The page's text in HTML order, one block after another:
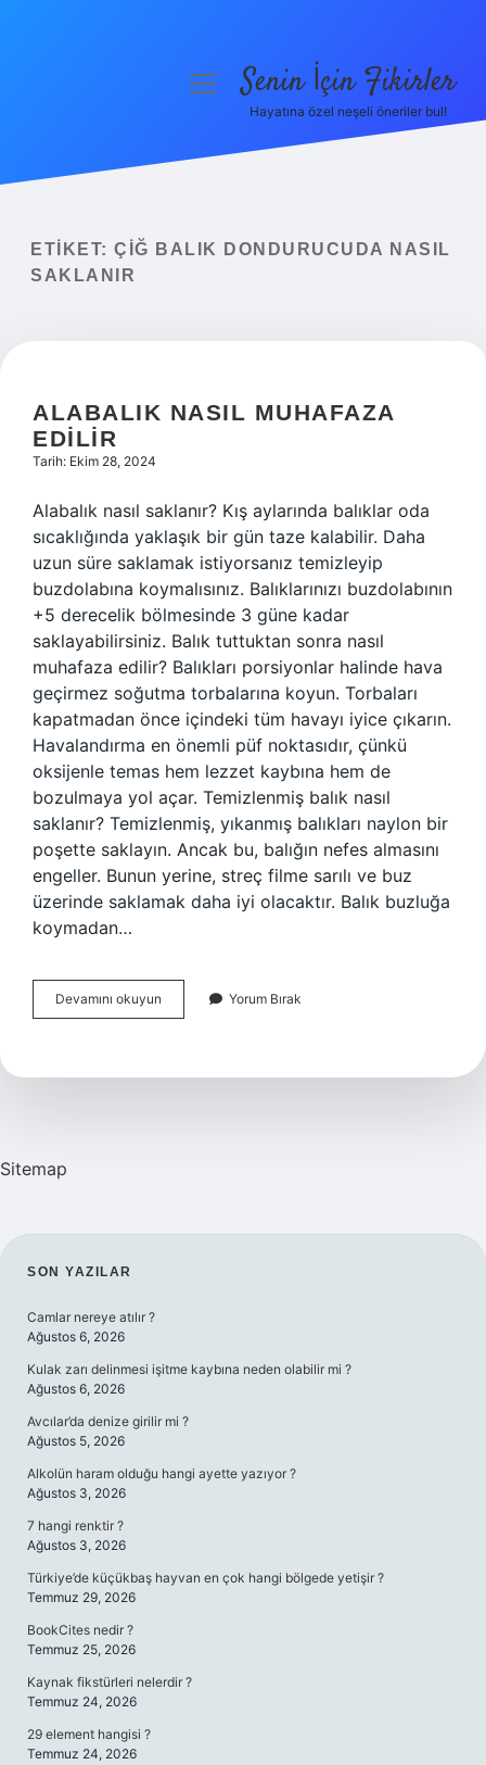
Yasal Uyarı
menüyüSenin İçin Fikirler
Hayatına özel neşeli öneriler bul!
ETIKET: ÇIĞ BALIK DONDURUCUDA NASIL
SAKLANIR
ALABALIK NASIL MUHAFAZA
EDILIR
Tarih: Ekim 28, 2024
Alabalık nasıl saklanır? Kış aylarında balıklar oda
sıcaklığında yaklaşık bir gün taze kalabilir. Daha
uzun süre saklamak istiyorsanız temizleyip
buzdolabına koymalısınız. Balıklarınızı buzdolabının
+5 derecelik bölmesinde 3 güne kadar
saklayabilirsiniz. Balık tuttuktan sonra nasıl
muhafaza edilir? Balıkları porsiyonlar halinde hava
geçirmez soğutma torbalarına koyun. Torbaları
kapatmadan önce içindeki tüm havayı iyice çıkarın.
Havalandırma en önemli püf noktasıdır, çünkü
oksijenle temas hem lezzet kaybına hem de
bozulmaya yol açar. Temizlenmiş balık nasıl
saklanır? Temizlenmiş, yıkanmış balıkları naylon bir
poşette saklayın. Ancak bu, balığın nefes almasını
engeller. Bunun yerine, streç filme sarılı ve buz
üzerinde saklamak daha iyi olacaktır. Balık buzluğa
koymadan…
Devamını okuyun
Nasıl
Yorum Bırak
Sitemap
SIDEBAR
SON YAZILAR
Camlar nereye atılır ?
Ağustos 6, 2026
Kulak zarı delinmesi işitme kaybına neden olabilir mi ?
Ağustos 6, 2026
Avcılar’da denize girilir mi ?
Ağustos 5, 2026
Alkolün haram olduğu hangi ayette yazıyor ?
Ağustos 3, 2026
7 hangi renktir ?
Ağustos 3, 2026
Türkiye’de küçükbaş hayvan en çok hangi bölgede yetişir ?
Temmuz 29, 2026
BookCites nedir ?
Temmuz 25, 2026
Kaynak fikstürleri nelerdir ?
Temmuz 24, 2026
29 element hangisi ?
Temmuz 24, 2026